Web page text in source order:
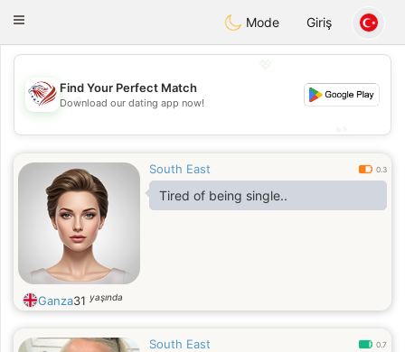
Dating
Toggle
Mode Giriş
💖
💕
Find Your Perfect Match
Download our dating app now!
South East 0.3
Tired of being single..
Ganza31 yaşında
South East 0.7